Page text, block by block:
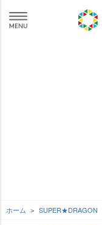
ホーム SUPER★DRAGON